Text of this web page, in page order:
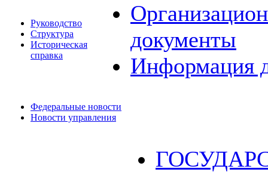
Руководство
Структура
Историческая
справка
документы
Информация
Федеральные новости
Новости управления